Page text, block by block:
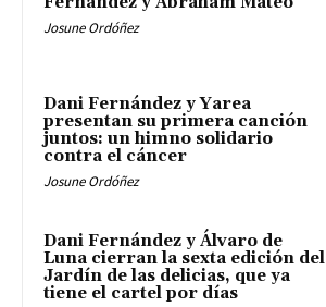
Josune Ordóñez
Dani Fernández y Yarea
presentan su primera canción
juntos: un himno solidario
contra el cáncer
Josune Ordóñez
Dani Fernández y Álvaro de
Luna cierran la sexta edición del
Jardín de las delicias, que ya
tiene el cartel por días